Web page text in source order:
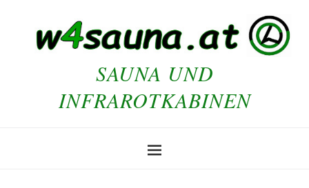
SAUNA UND
INFRAROTKABINEN